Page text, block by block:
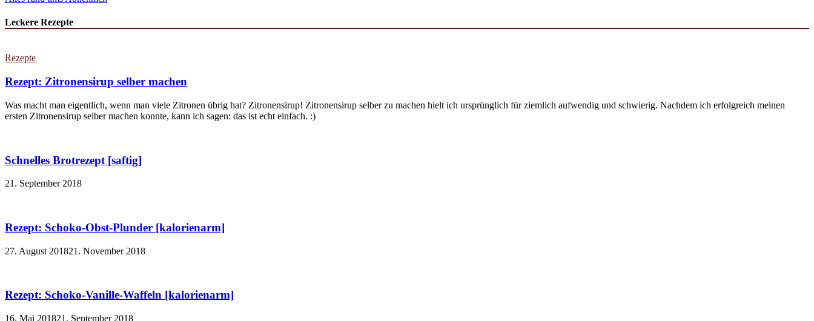
Leckere Rezepte
Rezepte
Rezept: Zitronensirup selber machen
Was macht man eigentlich, wenn man viele Zitronen übrig hat? Zitronensirup! Zitronensirup selber zu machen hielt ich ursprünglich für ziemlich aufwendig und schwierig. Nachdem ich erfolgreich meinen
ersten Zitronensirup selber machen konnte, kann ich sagen: das ist echt einfach. :)
Schnelles Brotrezept [saftig]
21. September 2018
Rezept: Schoko-Obst-Plunder [kalorienarm]
27. August 201821. November 2018
Rezept: Schoko-Vanille-Waffeln [kalorienarm]
16. Mai 201821. September 2018